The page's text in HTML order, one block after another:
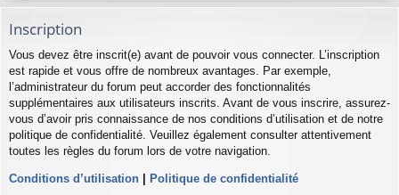
Inscription
Vous devez être inscrit(e) avant de pouvoir vous connecter. L’inscription
est rapide et vous offre de nombreux avantages. Par exemple,
l’administrateur du forum peut accorder des fonctionnalités
supplémentaires aux utilisateurs inscrits. Avant de vous inscrire, assurez-
vous d’avoir pris connaissance de nos conditions d’utilisation et de notre
politique de confidentialité. Veuillez également consulter attentivement
toutes les règles du forum lors de votre navigation.
Conditions d’utilisation | Politique de confidentialité